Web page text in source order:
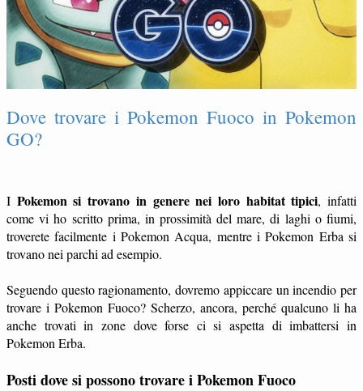
Dove trovare i Pokemon Fuoco in Pokemon
GO?
I Pokemon si trovano in genere nei loro habitat tipici, infatti
come vi ho scritto prima, in prossimità del mare, di laghi o fiumi,
troverete facilmente i Pokemon Acqua, mentre i Pokemon Erba si
trovano nei parchi ad esempio.
Seguendo questo ragionamento, dovremo appiccare un incendio per
trovare i Pokemon Fuoco? Scherzo, ancora, perché qualcuno li ha
anche trovati in zone dove forse ci si aspetta di imbattersi in
Pokemon Erba.
Posti dove si possono trovare i Pokemon Fuoco